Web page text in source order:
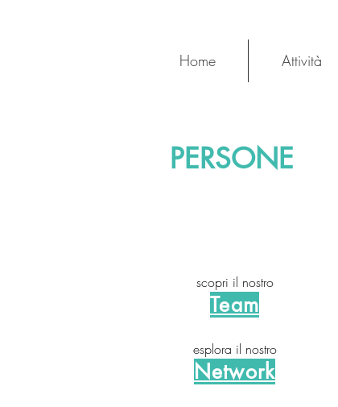
Home Attività
PERSONE
scopri il nostro
Team
esplora il nostro
Network